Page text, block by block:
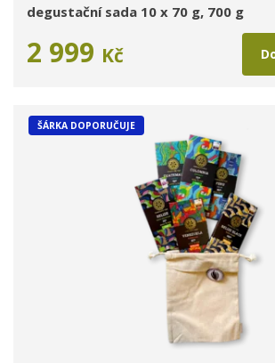
degustační sada 10 x 70 g, 700 g
2 999 Kč
ŠÁRKA DOPORUČUJE